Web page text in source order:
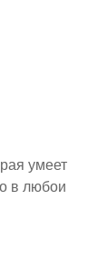
умеет
в любои